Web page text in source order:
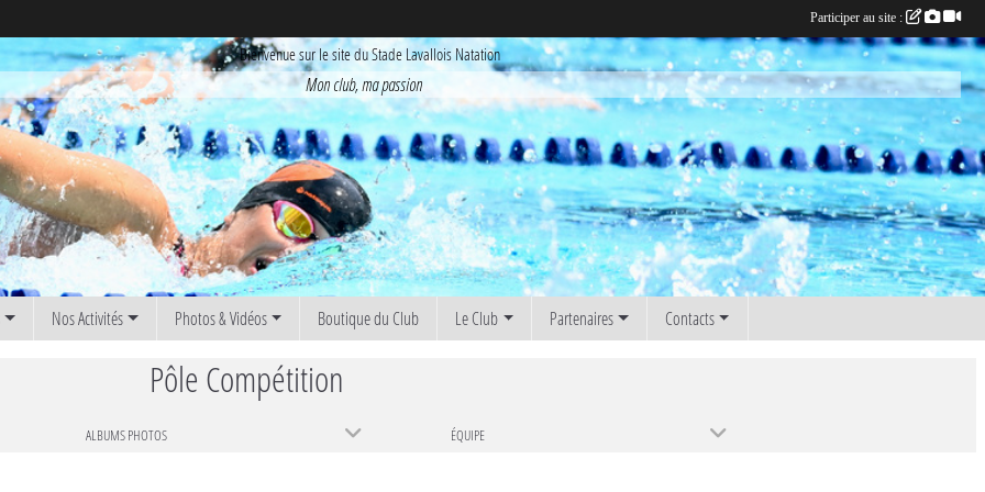
Bienvenue sur le site du Stade Lavallois Natation
Mon club, ma passion
Nos Activités Photos & Vidéos Boutique du Club Le Club Partenaires Contacts
Pôle Compétition
ALBUMS PHOTOS ÉQUIPE
Participer au site :